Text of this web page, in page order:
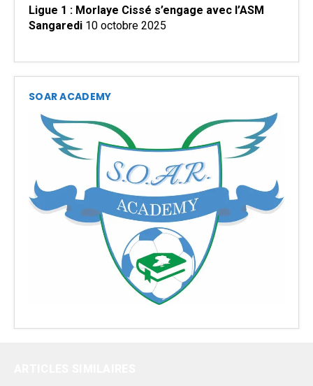
Ligue 1 : Morlaye Cissé s’engage avec l’ASM
Sangaredi 10 octobre 2025
SOAR ACADEMY